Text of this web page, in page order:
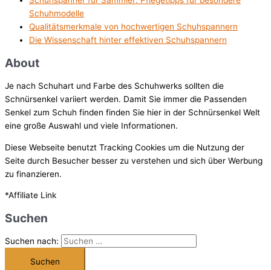
Schuhmodelle
Qualitätsmerkmale von hochwertigen Schuhspannern
Die Wissenschaft hinter effektiven Schuhspannern
About
Je nach Schuhart und Farbe des Schuhwerks sollten die
Schnürsenkel variiert werden. Damit Sie immer die Passenden
Senkel zum Schuh finden finden Sie hier in der Schnürsenkel Welt
eine große Auswahl und viele Informationen.
Diese Webseite benutzt Tracking Cookies um die Nutzung der
Seite durch Besucher besser zu verstehen und sich über Werbung
zu finanzieren.
*Affiliate Link
Suchen
Suchen nach: